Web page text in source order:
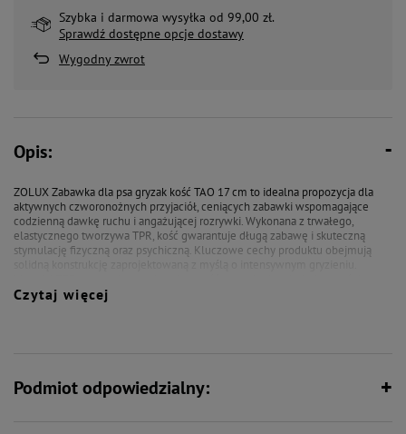
Szybka i darmowa wysyłka od 99,00 zł.
Sprawdź dostępne opcje dostawy
Wygodny zwrot
Opis:
ZOLUX Zabawka dla psa gryzak kość TAO 17 cm to idealna propozycja dla
aktywnych czworonożnych przyjaciół, ceniących zabawki wspomagające
codzienną dawkę ruchu i angażującej rozrywki. Wykonana z trwałego,
elastycznego tworzywa TPR, kość gwarantuje długą zabawę i skuteczną
stymulację fizyczną oraz psychiczną. Kluczowe cechy produktu obejmują
pozostając bezpiecznym dla psich zębów i dziąseł. Gryzak w kształcie kości
potrzeby zwierząt, które uwielbiają dynamiczną i angażującą zabawę.
Czytaj więcej
Podmiot odpowiedzialny: